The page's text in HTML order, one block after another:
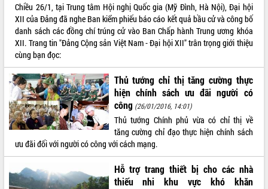
VIDEO
Không có file video nào để phát.
ALBUM ẢNH
Chiều 26/1, tại Trung tâm Hội nghị Quốc gia (Mỹ Đình, Hà Nội), Đại hội
XII của Đảng đã nghe Ban kiểm phiếu báo cáo kết quả bầu cử và công bố
danh sách các đồng chí trúng cử vào Ban Chấp hành Trung ương khóa
XII. Trang tin "Đảng Cộng sản Việt Nam - Đại hội XII" trân trọng giới thiệu
cùng bạn đọc:
Thủ tướng chỉ thị tăng cường thực
hiện chính sách ưu đãi người có
công (26/01/2016, 14:01)
Thủ tướng Chính phủ vừa có chỉ thị về
tăng cường chỉ đạo thực hiện chính sách
ưu đãi đối với người có công với cách mạng.
Hỗ trợ trang thiết bị cho các nhà
thiếu nhi khu vực khó khăn